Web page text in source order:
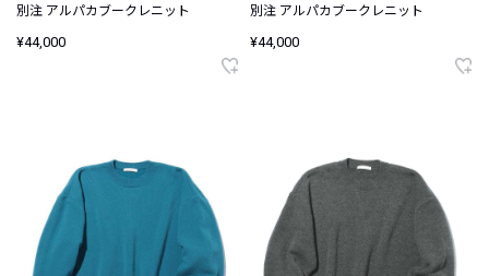
別注 アルパカブークレニット
¥44,000
別注 アルパカブークレニット
¥44,000